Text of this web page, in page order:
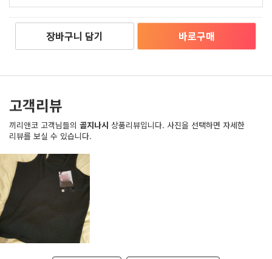
장바구니 담기 바로구매
고객리뷰
끼리앤코 고객님들의 골지나시 상품리뷰입니다. 사진을 선택하면 자세한
리뷰를 보실 수 있습니다.